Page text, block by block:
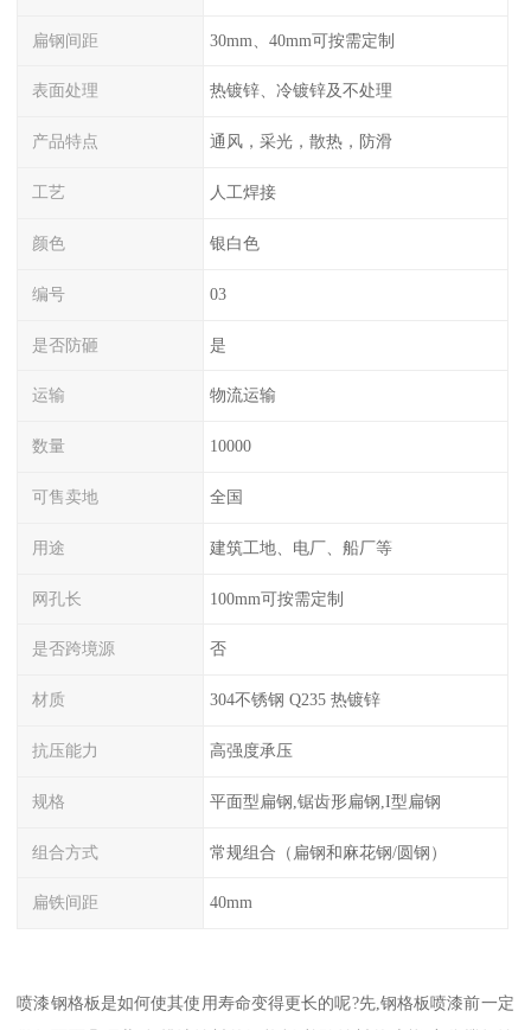
扁钢间距 30mm、40mm可按需定制
表面处理 热镀锌、冷镀锌及不处理
产品特点 通风，采光，散热，防滑
工艺 人工焊接
颜色 银白色
编号 03
是否防砸 是
运输 物流运输
数量 10000
可售卖地 全国
用途 建筑工地、电厂、船厂等
网孔长 100mm可按需定制
是否跨境源 否
材质 304不锈钢 Q235 热镀锌
抗压能力 高强度承压
规格 平面型扁钢,锯齿形扁钢,I型扁钢
组合方式 常规组合（扁钢和麻花钢/圆钢）
扁铁间距 40mm
喷漆钢格板是如何使其使用寿命变得更长的呢?先,钢格板喷漆前一定